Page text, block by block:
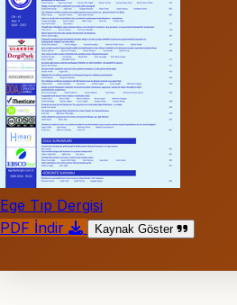
Ege Tıp Dergisi
PDF İndir
Kaynak Göster